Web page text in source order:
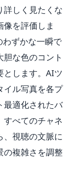
詳しく見たくな
を評価しま
わずかな一瞬で
な色のコント
とします。AIツ
イル写真を各プ
最適化されたバ
すべてのチャネ
、視聴の文脈に
の複雑さを調整